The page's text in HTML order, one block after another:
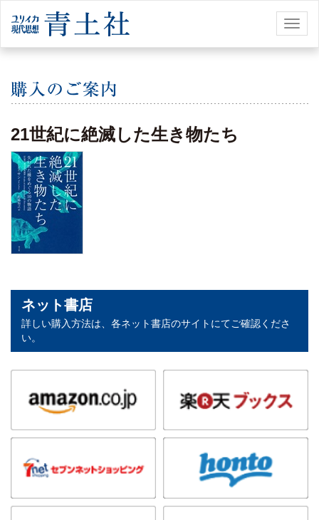
21世紀に絶滅した生き物たち
ネット書店
詳しい購入方法は、各ネット書店のサイトにてご確認くださ
い。